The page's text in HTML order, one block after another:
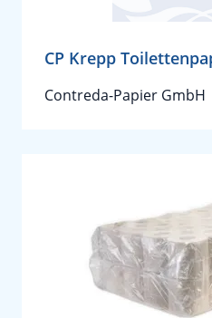
CP Krepp
Contreda-Papier GmbH